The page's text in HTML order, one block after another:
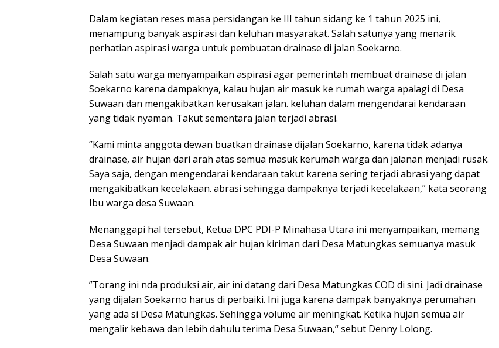
Dalam kegiatan reses masa persidangan ke III tahun sidang ke 1 tahun 2025 ini,
menampung banyak aspirasi dan keluhan masyarakat. Salah satunya yang menarik
perhatian aspirasi warga untuk pembuatan drainase di jalan Soekarno.
Salah satu warga menyampaikan aspirasi agar pemerintah membuat drainase di jalan
Soekarno karena dampaknya, kalau hujan air masuk ke rumah warga apalagi di Desa
Suwaan dan mengakibatkan kerusakan jalan. keluhan dalam mengendarai kendaraan
yang tidak nyaman. Takut sementara jalan terjadi abrasi.
”Kami minta anggota dewan buatkan drainase dijalan Soekarno, karena tidak adanya
drainase, air hujan dari arah atas semua masuk kerumah warga dan jalanan menjadi rusak.
Saya saja, dengan mengendarai kendaraan takut karena sering terjadi abrasi yang dapat
mengakibatkan kecelakaan. abrasi sehingga dampaknya terjadi kecelakaan,” kata seorang
Ibu warga desa Suwaan.
Menanggapi hal tersebut, Ketua DPC PDI-P Minahasa Utara ini menyampaikan, memang
Desa Suwaan menjadi dampak air hujan kiriman dari Desa Matungkas semuanya masuk
Desa Suwaan.
”Torang ini nda produksi air, air ini datang dari Desa Matungkas COD di sini. Jadi drainase
yang dijalan Soekarno harus di perbaiki. Ini juga karena dampak banyaknya perumahan
yang ada si Desa Matungkas. Sehingga volume air meningkat. Ketika hujan semua air
mengalir kebawa dan lebih dahulu terima Desa Suwaan,“ sebut Denny Lolong.